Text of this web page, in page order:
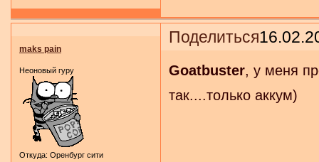
Поделиться
maks pain
Неоновый гуру
Откуда: Оренбург сити
Goatbuster, у меня
так....только аккум)